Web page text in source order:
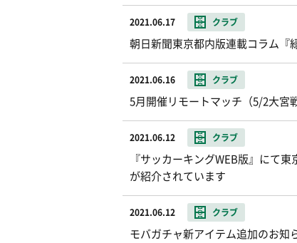
2021.06.17 クラブ
朝日新聞東京都内版連載コラム『
2021.06.16 クラブ
5月開催リモートマッチ（5/2大宮
2021.06.12 クラブ
『サッカーキングWEB版』にて
が紹介されています
2021.06.12 クラブ
モバガチャ新アイテム追加のお知